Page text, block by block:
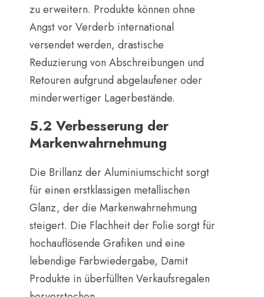
zu erweitern. Produkte können ohne
Angst vor Verderb international
versendet werden, drastische
Reduzierung von Abschreibungen und
Retouren aufgrund abgelaufener oder
minderwertiger Lagerbestände.
5.2 Verbesserung der
Markenwahrnehmung
Die Brillanz der Aluminiumschicht sorgt
für einen erstklassigen metallischen
Glanz, der die Markenwahrnehmung
steigert. Die Flachheit der Folie sorgt für
hochauflösende Grafiken und eine
lebendige Farbwiedergabe, Damit
Produkte in überfüllten Verkaufsregalen